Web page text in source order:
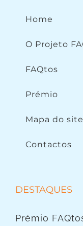
Home
O Projeto
FAQtos
Prémio
Mapa do site
Contactos
DESTAQUES
Prémio